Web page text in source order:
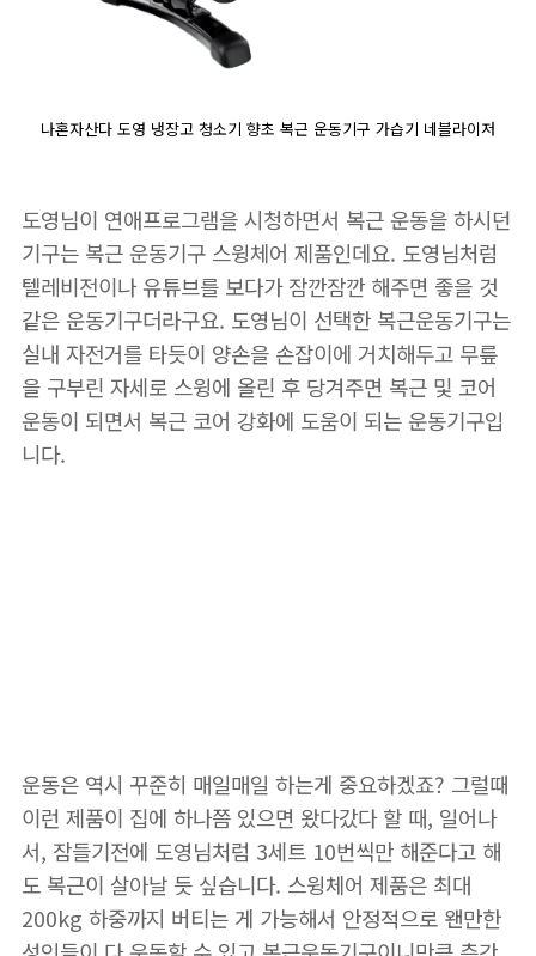
나혼자산다 도영 냉장고 청소기 향초 복근 운동기구 가습기 네블라이저
도영님이 연애프로그램을 시청하면서 복근 운동을 하시던
기구는 복근 운동기구 스윙체어 제품인데요. 도영님처럼
텔레비전이나 유튜브를 보다가 잠깐잠깐 해주면 좋을 것
같은 운동기구더라구요. 도영님이 선택한 복근운동기구는
실내 자전거를 타듯이 양손을 손잡이에 거치해두고 무릎
을 구부린 자세로 스윙에 올린 후 당겨주면 복근 및 코어
운동이 되면서 복근 코어 강화에 도움이 되는 운동기구입
니다.
운동은 역시 꾸준히 매일매일 하는게 중요하겠죠? 그럴때
이런 제품이 집에 하나쯤 있으면 왔다갔다 할 때, 일어나
서, 잠들기전에 도영님처럼 3세트 10번씩만 해준다고 해
도 복근이 살아날 듯 싶습니다. 스윙체어 제품은 최대
200kg 하중까지 버티는 게 가능해서 안정적으로 왠만한